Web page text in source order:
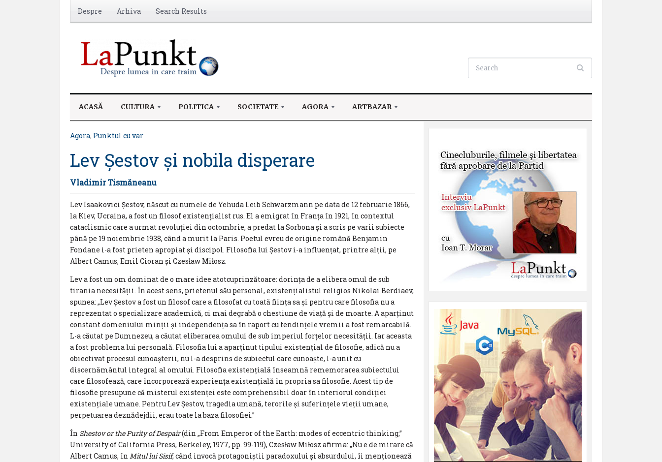
Despre Arhiva Search Results
ACASĂ CULTURA POLITICA SOCIETATE AGORA ARTBAZAR
Agora, Punktul cu var
Lev Şestov și nobila disperare
Vladimir Tismăneanu
Lev Isaakovici Şestov, născut cu numele de Yehuda Leib Schwarzmann pe data de 12 februarie 1866,
la Kiev, Ucraina, a fost un filosof existențialist rus. El a emigrat în Franța în 1921, în contextul
cataclismic care a urmat revoluției din octombrie, a predat la Sorbona și a scris pe varii subiecte
până pe 19 noiembrie 1938, când a murit la Paris. Poetul evreu de origine română Benjamin
Fondane i-a fost prieten apropiat și discipol. Filosofia lui Şestov i-a influențat, printre alții, pe
Albert Camus, Emil Cioran și Czesław Miłosz.
Lev a fost un om dominat de o mare idee atotcuprinzătoare: dorința de a elibera omul de sub
tirania necesității. În acest sens, prietenul său personal, existențialistul religios Nikolai Berdiaev,
spunea: „Lev Şestov a fost un filosof care a filosofat cu toată ființa sa și pentru care filosofia nu a
reprezentat o specializare academică, ci mai degrabă o chestiune de viață și de moarte. A aparținut
constant domeniului minții și independența sa în raport cu tendințele vremii a fost remarcabilă.
L-a căutat pe Dumnezeu, a căutat eliberarea omului de sub imperiul forțelor necesității. Iar aceasta
a fost problema lui personală. Filosofia lui a aparținut tipului existențial de filosofie, adică nu a
obiectivat procesul cunoașterii, nu l-a desprins de subiectul care cunoaște, l-a unit cu
discernământul integral al omului. Filosofia existențială înseamnă rememorarea subiectului
care filosofează, care încorporează experiența existențială în propria sa filosofie. Acest tip de
filosofie presupune că misterul existenței este comprehensibil doar în interiorul condiției
existențiale umane. Pentru Lev Şestov, tragedia umană, terorile și suferințele vieții umane,
perpetuarea deznădejdii, erau toate la baza filosofiei.”
În Shestov or the Purity of Despair(din „From Emperor of the Earth: modes of eccentric thinking,”
University of California Press, Berkeley, 1977, pp. 99-119), Czesław Miłosz afirma: „Nu e de mirare că
Albert Camus, în Mitul lui Sisif, când invocă protagoniștii paradoxului și absurdului, îi menționează